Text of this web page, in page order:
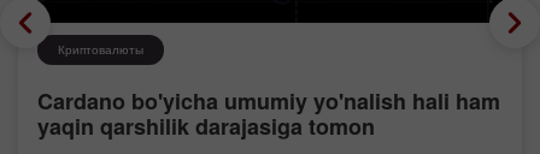
Криптовалюты
Cardano bo'yicha umumiy yo'nalish hali ham
yaqin qarshilik darajasiga tomon